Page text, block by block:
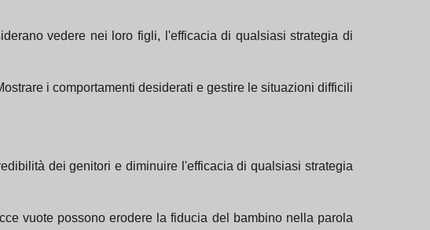
vedere nei loro figli, l'efficacia di qualsiasi strategia di
i comportamenti desiderati e gestire le situazioni difficili
dei genitori e diminuire l'efficacia di qualsiasi strategia
vuote possono erodere la fiducia del bambino nella parola